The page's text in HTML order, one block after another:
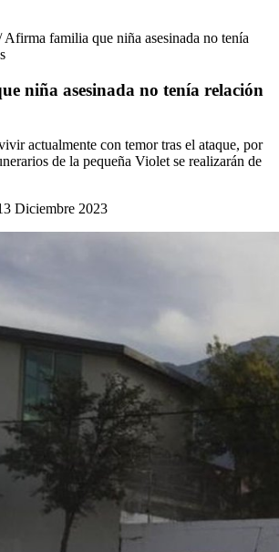
familia que niña asesinada no tenía
niña asesinada no tenía relación
actualmente con temor tras el ataque, por
de la pequeña Violet se realizarán de
Diciembre 2023